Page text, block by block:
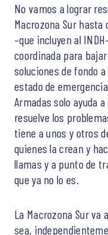
No vamos a lograr
Macrozona Sur
–que incluyen al
coordinada para
soluciones de fondo
estado de
Armadas solo ayuda
resuelve los
tiene a unos y otros
quienes la crean y
llamas y a punto de
que ya no lo es.
La Macrozona Sur va
sea,